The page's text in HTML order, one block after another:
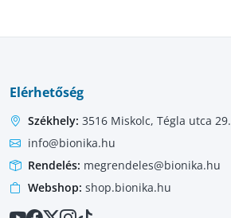
Elérhetőség
Székhely: 3516 Miskolc, Tégla utca 29.
info@bionika.hu
Rendelés: megrendeles@bionika.hu
Webshop: shop.bionika.hu